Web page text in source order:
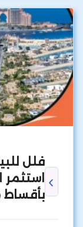
فلل
بأقساط